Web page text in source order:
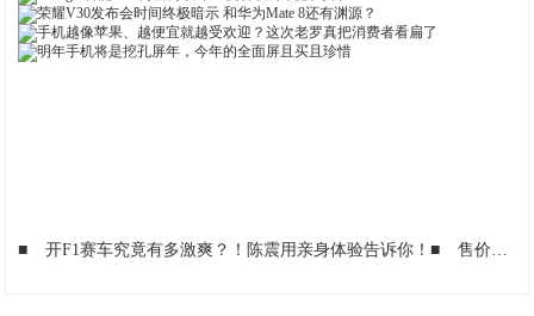
■ 开F1赛车究竟有多激爽？！陈震用亲身体验告诉你！■ 售价9.88-15.98万元 2018款吉利博越正式上市